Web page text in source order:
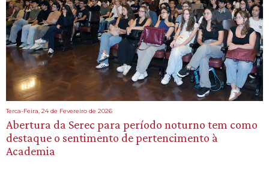
Terca-Feira, 24 de Fevereiro de 2026
Abertura da Serec para período noturno tem como
destaque o sentimento de pertencimento à
Academia